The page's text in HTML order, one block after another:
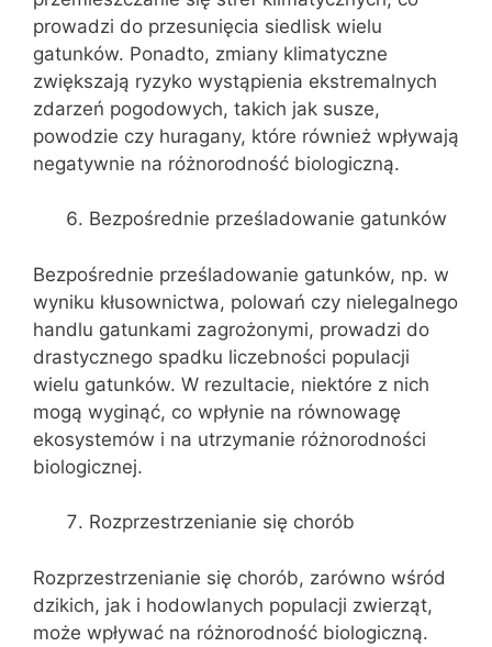
prowadzi do przesunięcia siedlisk wielu
gatunków. Ponadto, zmiany klimatyczne
zwiększają ryzyko wystąpienia ekstremalnych
zdarzeń pogodowych, takich jak susze,
powodzie czy huragany, które również wpływają
negatywnie na różnorodność biologiczną.
Bezpośrednie prześladowanie gatunków
Bezpośrednie prześladowanie gatunków, np. w
wyniku kłusownictwa, polowań czy nielegalnego
handlu gatunkami zagrożonymi, prowadzi do
drastycznego spadku liczebności populacji
wielu gatunków. W rezultacie, niektóre z nich
mogą wyginąć, co wpłynie na równowagę
ekosystemów i na utrzymanie różnorodności
biologicznej.
Rozprzestrzenianie się chorób
Rozprzestrzenianie się chorób, zarówno wśród
dzikich, jak i hodowlanych populacji zwierząt,
może wpływać na różnorodność biologiczną.